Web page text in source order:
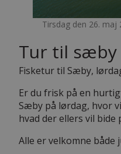
Tirsdag den 26. maj
Tur til sæby
Fisketur til Sæby,
Er du frisk på en
Sæby på lørdag, hvor
hvad der ellers vil bide
Alle er velkomne